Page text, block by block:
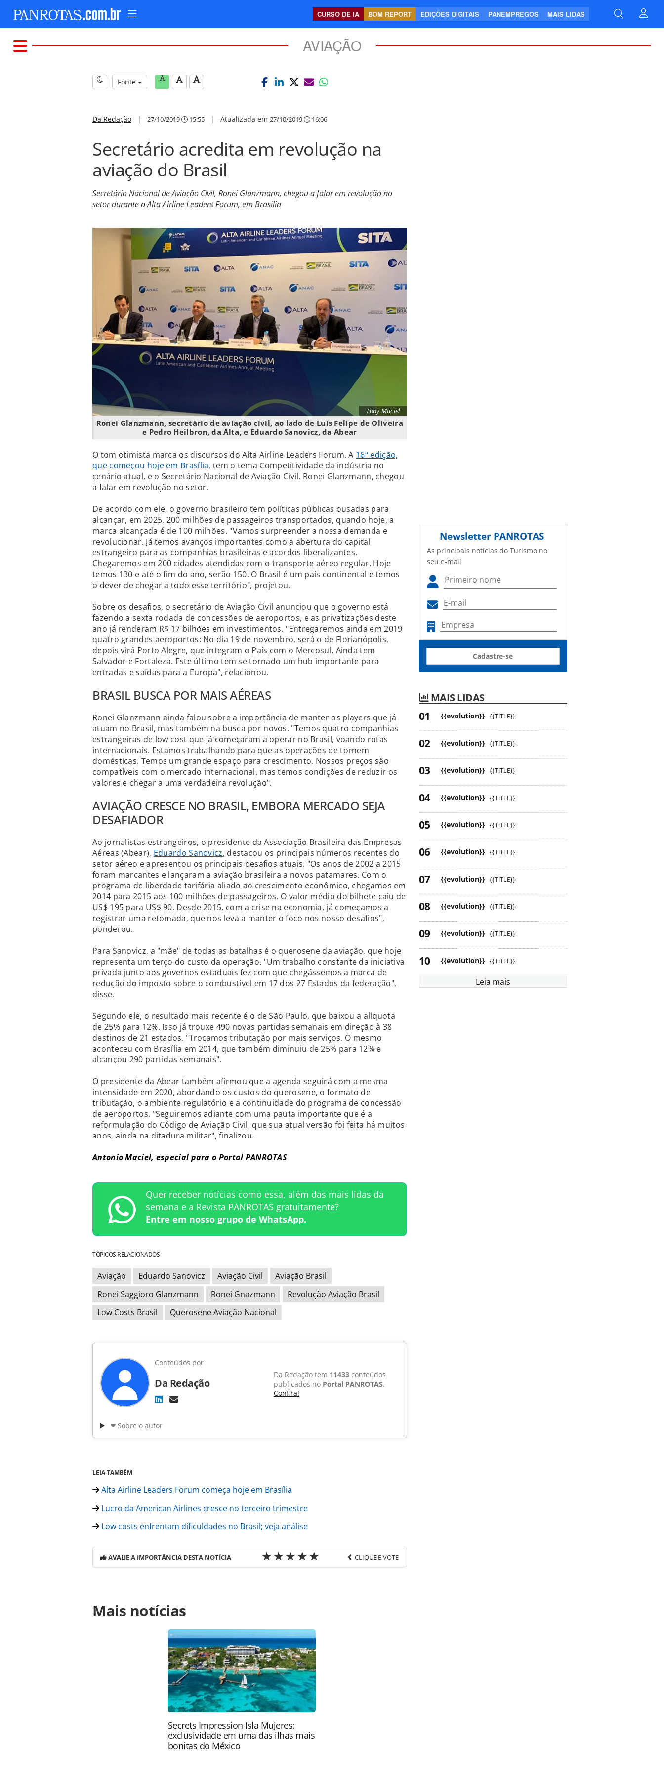
CURSO DE IA BOM REPORT EDIÇÕES DIGITAIS PANEMPREGOS MAIS LIDAS
AVIAÇÃO
Fonte
Da Redação | 27/10/2019 15:55 | Atualizada em 27/10/2019 16:06
Secretário acredita em revolução na
aviação do Brasil
Secretário Nacional de Aviação Civil, Ronei Glanzmann, chegou a falar em revolução no
setor durante o Alta Airline Leaders Forum, em Brasília
Tony Maciel
Ronei Glanzmann, secretário de aviação civil, ao lado de Luis Felipe de Oliveira
e Pedro Heilbron, da Alta, e Eduardo Sanovicz, da Abear
O tom otimista marca os discursos do Alta Airline Leaders Forum. A 16ª edição,
que começou hoje em Brasília, tem o tema Competitividade da indústria no
cenário atual, e o Secretário Nacional de Aviação Civil, Ronei Glanzmann, chegou
a falar em revolução no setor.
De acordo com ele, o governo brasileiro tem políticas públicas ousadas para
alcançar, em 2025, 200 milhões de passageiros transportados, quando hoje, a
marca alcançada é de 100 milhões. "Vamos surpreender a nossa demanda e
revolucionar. Já temos avanços importantes como a abertura do capital
estrangeiro para as companhias brasileiras e acordos liberalizantes.
Chegaremos em 200 cidades atendidas com o transporte aéreo regular. Hoje
temos 130 e até o fim do ano, serão 150. O Brasil é um país continental e temos
o dever de chegar à todo esse território", projetou.
Sobre os desafios, o secretário de Aviação Civil anunciou que o governo está
fazendo a sexta rodada de concessões de aeroportos, e as privatizações deste
ano já renderam R$ 17 bilhões em investimentos. "Entregaremos ainda em 2019
quatro grandes aeroportos: No dia 19 de novembro, será o de Florianópolis,
depois virá Porto Alegre, que integram o País com o Mercosul. Ainda tem
Salvador e Fortaleza. Este último tem se tornado um hub importante para
entradas e saídas para a Europa", relacionou.
BRASIL BUSCA POR MAIS AÉREAS
Ronei Glanzmann ainda falou sobre a importância de manter os players que já
atuam no Brasil, mas também na busca por novos. "Temos quatro companhias
estrangeiras de low cost que já começaram a operar no Brasil, voando rotas
internacionais. Estamos trabalhando para que as operações de tornem
domésticas. Temos um grande espaço para crescimento. Nossos preços são
compatíveis com o mercado internacional, mas temos condições de reduzir os
valores e chegar a uma verdadeira revolução".
AVIAÇÃO CRESCE NO BRASIL, EMBORA MERCADO SEJA
DESAFIADOR
Ao jornalistas estrangeiros, o presidente da Associação Brasileira das Empresas
Aéreas (Abear), Eduardo Sanovicz, destacou os principais números recentes do
setor aéreo e apresentou os principais desafios atuais. "Os anos de 2002 a 2015
foram marcantes e lançaram a aviação brasileira a novos patamares. Com o
programa de liberdade tarifária aliado ao crescimento econômico, chegamos em
2014 para 2015 aos 100 milhões de passageiros. O valor médio do bilhete caiu de
US$ 195 para US$ 90. Desde 2015, com a crise na economia, já começamos a
registrar uma retomada, que nos leva a manter o foco nos nosso desafios",
ponderou.
Para Sanovicz, a "mãe" de todas as batalhas é o querosene da aviação, que hoje
representa um terço do custo da operação. "Um trabalho constante da iniciativa
privada junto aos governos estaduais fez com que chegássemos a marca de
redução do imposto sobre o combustível em 17 dos 27 Estados da federação",
disse.
Segundo ele, o resultado mais recente é o de São Paulo, que baixou a alíquota
de 25% para 12%. Isso já trouxe 490 novas partidas semanais em direção à 38
destinos de 21 estados. "Trocamos tributação por mais serviços. O mesmo
aconteceu com Brasília em 2014, que também diminuiu de 25% para 12% e
alcançou 290 partidas semanais".
O presidente da Abear também afirmou que a agenda seguirá com a mesma
intensidade em 2020, abordando os custos do querosene, o formato de
tributação, o ambiente regulatório e a continuidade do programa de concessão
de aeroportos. "Seguiremos adiante com uma pauta importante que é a
reformulação do Código de Aviação Civil, que sua atual versão foi feita há muitos
anos, ainda na ditadura militar", finalizou.
Antonio Maciel, especial para o Portal PANROTAS
Quer receber notícias como essa, além das mais lidas da
semana e a Revista PANROTAS gratuitamente?
Entre em nosso grupo de WhatsApp.
TÓPICOS RELACIONADOS
Aviação Eduardo Sanovicz Aviação Civil
Aviação Brasil
Ronei Saggioro Glanzmann
Ronei Gnazmann
Revolução Aviação Brasil
Low Costs Brasil
Querosene Aviação Nacional
Conteúdos por
Da Redação
Da Redação tem 11433 conteúdos
publicados no Portal PANROTAS.
Confira!
Sobre o autor
LEIA TAMBÉM
Alta Airline Leaders Forum começa hoje em Brasília
Lucro da American Airlines cresce no terceiro trimestre
Low costs enfrentam dificuldades no Brasil; veja análise
AVALIE A IMPORTÂNCIA DESTA NOTÍCIA CLIQUE E VOTE
https://www.panrotas.com.br/aviacao/eventos/2019/10/secretario-acredita-em-
revolucao-na-aviacao-do-brasil_168729.html ou as ferramentas oferecidas na página.
Todo o conteúdo produzido pela PANROTAS Editora é protegido pela legislação
brasileira sobre direito autoral. Não reproduza o conteúdo sem autorização da
PANROTAS Editora (copyright@panrotas.com.br).
Mais notícias
Secrets Impression Isla Mujeres:
exclusividade em uma das ilhas mais
bonitas do México
Newsletter PANROTAS
As principais notícias do Turismo no
seu e-mail
Cadastre-se
MAIS LIDAS
{{evolution}} {{TITLE}}
{{evolution}} {{TITLE}}
{{evolution}} {{TITLE}}
{{evolution}} {{TITLE}}
{{evolution}} {{TITLE}}
{{evolution}} {{TITLE}}
{{evolution}} {{TITLE}}
{{evolution}} {{TITLE}}
{{evolution}} {{TITLE}}
{{evolution}} {{TITLE}}
Leia mais